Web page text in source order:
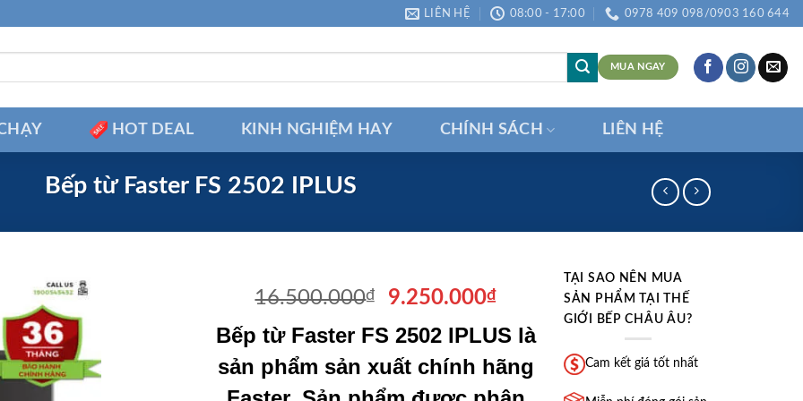
LIÊN HỆ 08:00 - 17:00 0978 409 098/0903 160 644
MUA NGAY
HOT DEAL KINH NGHIỆM HAY CHÍNH SÁCH LIÊN HỆ
Bếp từ Faster FS 2502 IPLUS
16.500.000₫
Giá
là:
16.500.000₫.
9.250.000₫Giá
tại
là:
9.250.000₫.
Bếp từ Faster FS 2502 IPLUS là
sản phẩm sản xuất chính hãng
TẠI SAO NÊN MUA
SẢN PHẨM TẠI THẾ
GIỚI BẾP CHÂU ÂU?
Cam kết giá tốt nhất